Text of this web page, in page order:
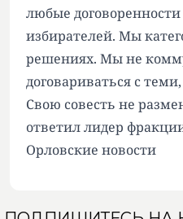
любые
избирателей. Мы
решениях. Мы не
договариваться с
Свою совесть не
ответил лидер
Орловские новости